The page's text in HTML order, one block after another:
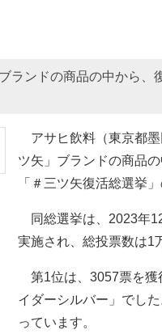
ランドの商品の中から、
アサヒ飲料（東京都墨
ツ矢」ブランドの商品
「＃三ツ矢復活総選挙
同総選挙は、2023年
実施され、総投票数は1
第1位は、3057票を獲
イダーシルバー」でし
っています。